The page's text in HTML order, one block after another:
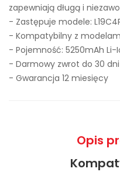
zapewniają długą i
- Zastępuje modele:
- Kompatybilny z
- Pojemność: 5250mAh Li-
- Darmowy zwrot do 30 dni
- Gwarancja 12 miesięcy
Opis